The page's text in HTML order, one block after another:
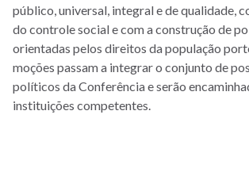
público, universal, integral e de qualidade,
do controle social e com a construção de
orientadas pelos direitos da população
moções passam a integrar o conjunto de
políticos da Conferência e serão
instituições competentes.